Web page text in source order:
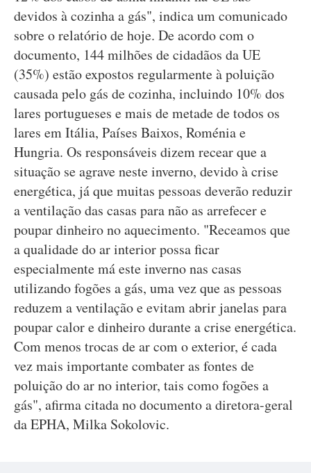
devidos à cozinha a gás", indica um comunicado
sobre o relatório de hoje. De acordo com o
documento, 144 milhões de cidadãos da UE
(35%) estão expostos regularmente à poluição
causada pelo gás de cozinha, incluindo 10% dos
lares portugueses e mais de metade de todos os
lares em Itália, Países Baixos, Roménia e
Hungria. Os responsáveis dizem recear que a
situação se agrave neste inverno, devido à crise
energética, já que muitas pessoas deverão reduzir
a ventilação das casas para não as arrefecer e
poupar dinheiro no aquecimento. "Receamos que
a qualidade do ar interior possa ficar
especialmente má este inverno nas casas
utilizando fogões a gás, uma vez que as pessoas
reduzem a ventilação e evitam abrir janelas para
poupar calor e dinheiro durante a crise energética.
Com menos trocas de ar com o exterior, é cada
vez mais importante combater as fontes de
poluição do ar no interior, tais como fogões a
gás", afirma citada no documento a diretora-geral
da EPHA, Milka Sokolovic.